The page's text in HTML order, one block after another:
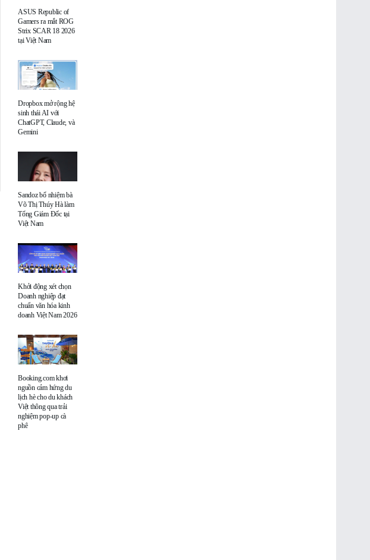
ASUS Republic of
Gamers ra mắt ROG
Strix SCAR 18 2026
tại Việt Nam
Dropbox mở rộng hệ
sinh thái AI với
ChatGPT, Claude, và
Gemini
Sandoz bổ nhiệm bà
Võ Thị Thúy Hà làm
Tổng Giám Đốc tại
Việt Nam
Khởi động xét chọn
Doanh nghiệp đạt
chuẩn văn hóa kinh
doanh Việt Nam 2026
Booking.com khơi
nguồn cảm hứng du
lịch hè cho du khách
Việt thông qua trải
nghiệm pop-up cà
phê